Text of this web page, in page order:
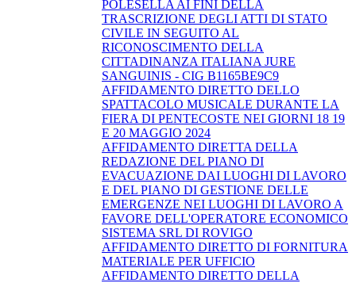
POLESELLA AI FINI DELLA
TRASCRIZIONE DEGLI ATTI DI STATO
CIVILE IN SEGUITO AL
RICONOSCIMENTO DELLA
CITTADINANZA ITALIANA JURE
SANGUINIS - CIG B1165BE9C9
AFFIDAMENTO DIRETTO DELLO
SPATTACOLO MUSICALE DURANTE LA
FIERA DI PENTECOSTE NEI GIORNI 18 19
E 20 MAGGIO 2024
AFFIDAMENTO DIRETTA DELLA
REDAZIONE DEL PIANO DI
EVACUAZIONE DAI LUOGHI DI LAVORO
E DEL PIANO DI GESTIONE DELLE
EMERGENZE NEI LUOGHI DI LAVORO A
FAVORE DELL'OPERATORE ECONOMICO
SISTEMA SRL DI ROVIGO
AFFIDAMENTO DIRETTO DI FORNITURA
MATERIALE PER UFFICIO
AFFIDAMENTO DIRETTO DELLA